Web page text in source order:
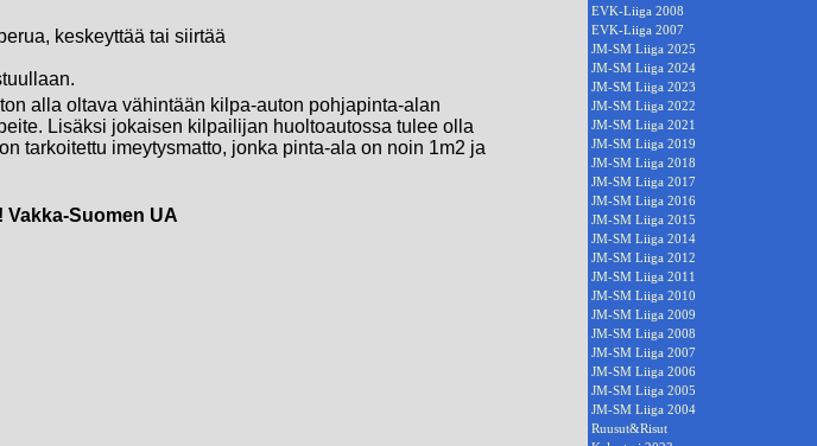
keskeyttää tai siirtää
alla oltava vähintään kilpa-auton pohjapinta-alan
Lisäksi jokaisen kilpailijan huoltoautossa tulee olla
tarkoitettu imeytysmatto, jonka pinta-ala on noin 1m2 ja
Suomen UA
EVK-Liiga 2008
EVK-Liiga 2007
JM-SM Liiga 2025
JM-SM Liiga 2024
JM-SM Liiga 2023
JM-SM Liiga 2022
JM-SM Liiga 2021
JM-SM Liiga 2019
JM-SM Liiga 2018
JM-SM Liiga 2017
JM-SM Liiga 2016
JM-SM Liiga 2015
JM-SM Liiga 2014
JM-SM Liiga 2012
JM-SM Liiga 2011
JM-SM Liiga 2010
JM-SM Liiga 2009
JM-SM Liiga 2008
JM-SM Liiga 2007
JM-SM Liiga 2006
JM-SM Liiga 2005
JM-SM Liiga 2004
Ruusut&Risut